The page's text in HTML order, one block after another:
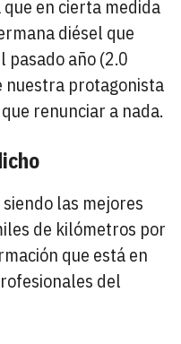
en cierta medida
diésel que
pasado año (2.0
nuestra protagonista
renunciar a nada.
las mejores
de kilómetros por
que está en
del